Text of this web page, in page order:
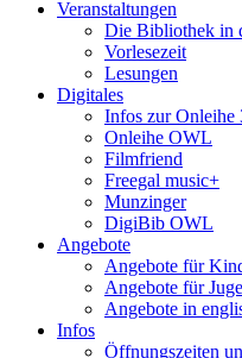
Veranstaltungen
Die Bibliothek in
Vorlesezeit
Lesungen
Digitales
Infos zur Onleihe
Onleihe OWL
Filmfriend
Freegal music+
Munzinger
DigiBib OWL
Angebote
Angebote für
Angebote für
Angebote in
Infos
Öffnungszeiten